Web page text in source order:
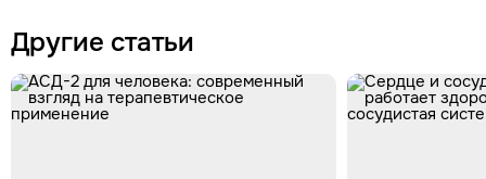
Другие статьи